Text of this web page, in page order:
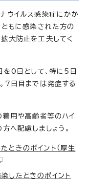
ウイルス感染症にかか
ともに感染された方の
大防止を工夫してく
を0日として、特に5日
7日目までは発症する
着用や高齢者等のハイ
へ配慮しましょう。
ときのポイント（厚生
したときのポイント